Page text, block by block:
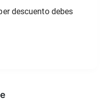
descuento debes